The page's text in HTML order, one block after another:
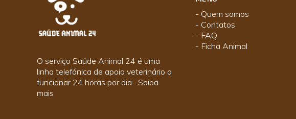
O serviço Saúde Animal 24 é uma
linha telefónica de apoio veterinário a
funcionar 24 horas por dia....Saiba
mais
- Quem somos
- Contatos
- FAQ
- Ficha Animal